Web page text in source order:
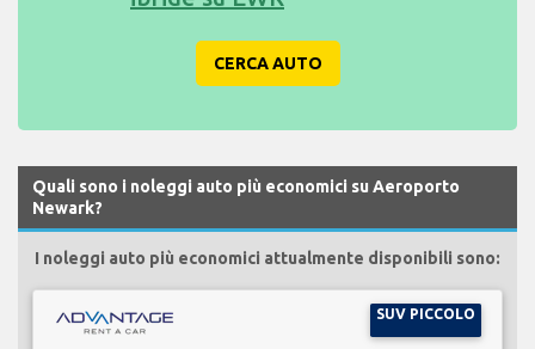
CERCA AUTO
Quali sono i noleggi auto più economici su Aeroporto
Newark?
I noleggi auto più economici attualmente disponibili sono:
SUV PICCOLO